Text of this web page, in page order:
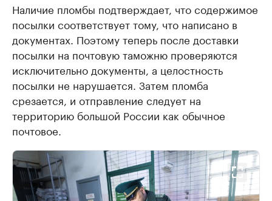
Наличие пломбы подтверждает, что содержимое
посылки соответствует тому, что написано в
документах. Поэтому теперь после доставки
посылки на почтовую таможню проверяются
исключительно документы, а целостность
посылки не нарушается. Затем пломба
срезается, и отправление следует на
территорию большой России как обычное
почтовое.